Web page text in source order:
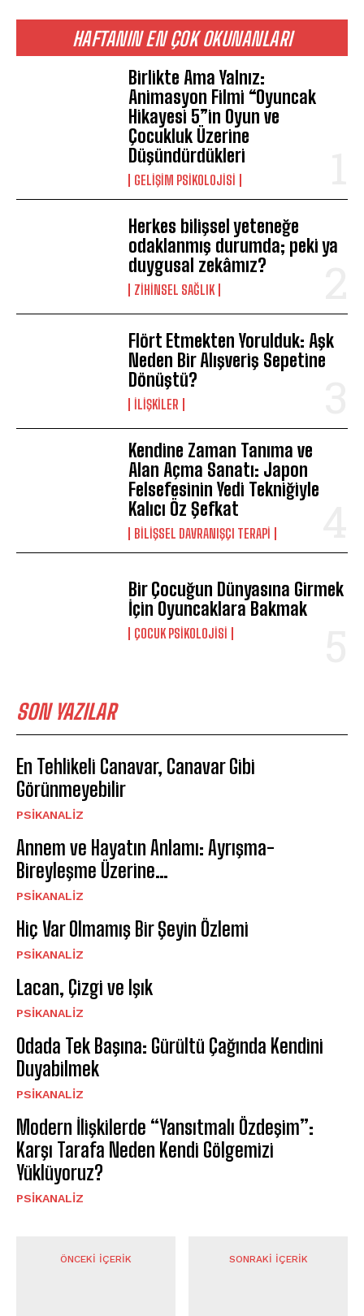
ABONE OL
Gizlilik politikasınıokudum, onaylıyorum.
HAFTANIN EN ÇOK OKUNANLARI
Birlikte Ama Yalnız:
Animasyon Filmi “Oyuncak
Hikayesi 5”in Oyun ve
Çocukluk Üzerine
Düşündürdükleri
GELIŞIM PSIKOLOJISI
Herkes bilişsel yeteneğe
odaklanmış durumda; peki ya
duygusal zekâmız?
ZIHINSEL SAĞLIK
Flört Etmekten Yorulduk: Aşk
Neden Bir Alışveriş Sepetine
Dönüştü?
İLIŞKILER
Kendine Zaman Tanıma ve
Alan Açma Sanatı: Japon
Felsefesinin Yedi Tekniğiyle
Kalıcı Öz Şefkat
BILIŞSEL DAVRANIŞÇI TERAPI
Bir Çocuğun Dünyasına Girmek
İçin Oyuncaklara Bakmak
ÇOCUK PSIKOLOJISI
SON YAZILAR
En Tehlikeli Canavar, Canavar Gibi
Görünmeyebilir
PSIKANALIZ
Annem ve Hayatın Anlamı: Ayrışma-
Bireyleşme Üzerine…
PSIKANALIZ
Hiç Var Olmamış Bir Şeyin Özlemi
PSIKANALIZ
Lacan, Çizgi ve Işık
PSIKANALIZ
Odada Tek Başına: Gürültü Çağında Kendini
Duyabilmek
PSIKANALIZ
Modern İlişkilerde “Yansıtmalı Özdeşim”:
Karşı Tarafa Neden Kendi Gölgemizi
Yüklüyoruz?
PSIKANALIZ
ÖNCEKI İÇERIK SONRAKI İÇERIK